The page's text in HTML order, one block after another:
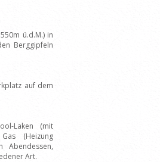
ü.d.M.) in
Berggipfeln
auf dem
Laken (mit
(Heizung
Art.